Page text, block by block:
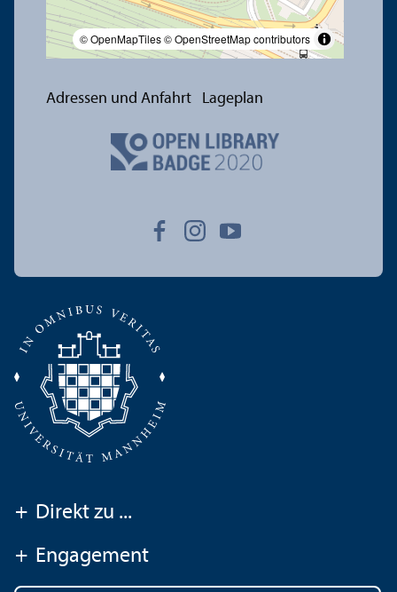
© OpenMapTiles© OpenStreetMap contributors
Adressen und Anfahrt Lageplan
+ Direkt zu ...
+ Engagement